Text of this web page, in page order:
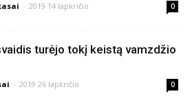
- 2019 14 lapkričio 0
turėjo tokį keistą vamzdžio
- 2019 26 lapkričio 0